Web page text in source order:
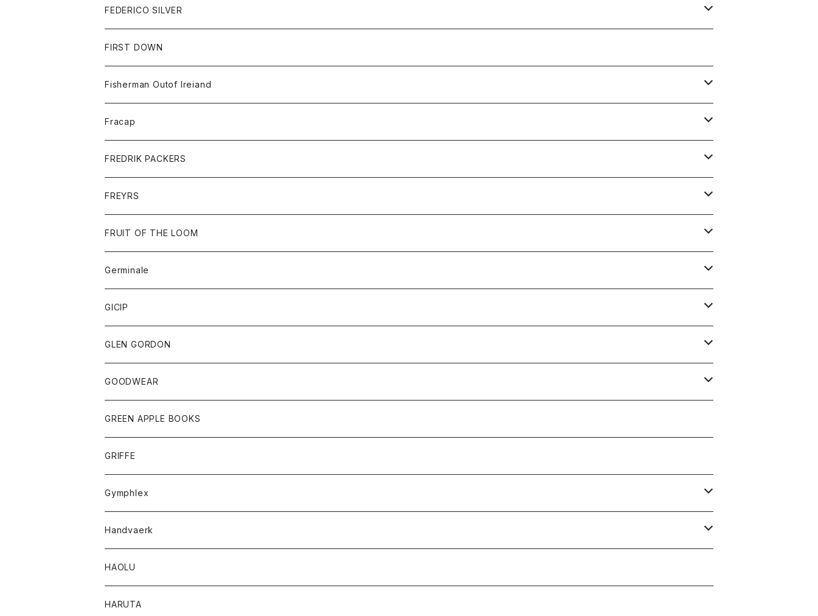
セーター
ショートパンツ
パンツ
レディース
コート
ジャケット
Tシャツ
ボトム
ジャケット
スエットシャツ
ボトム
スエットパンツ
グッズ
帽子
FEDERICO SILVER
アクセサリー
FIRST DOWN
Fisherman Outof Ireiand
ニット
Fracap
グッズ
靴
FREDRIK PACKERS
アクセサリー
バッグ
FREYRS
サングラス
FRUIT OF THE LOOM
アウター
パーカー
グッズ
ネクタイ
チーフ
トップス
シャツ
タンクトップ
ボトム
ショートパンツ
スカート
レディース
スカート
Tシャツ
Germinale
靴
サンダル
GICIP
トップス
Tシャツ
GLEN GORDON
グッズ
手袋
GOODWEAR
トップス
Tシャツ
GREEN APPLE BOOKS
GRIFFE
Gymphlex
アウター
カーディガン
コート
トップス
シャツ
レディース
Handvaerk
トップス
Tシャツ
HAOLU
HARUTA